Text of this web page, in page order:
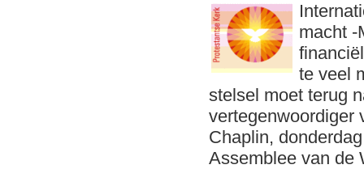
macht -
te veel
stelsel moet terug
vertegenwoordiger
Chaplin,
Assemblee van de